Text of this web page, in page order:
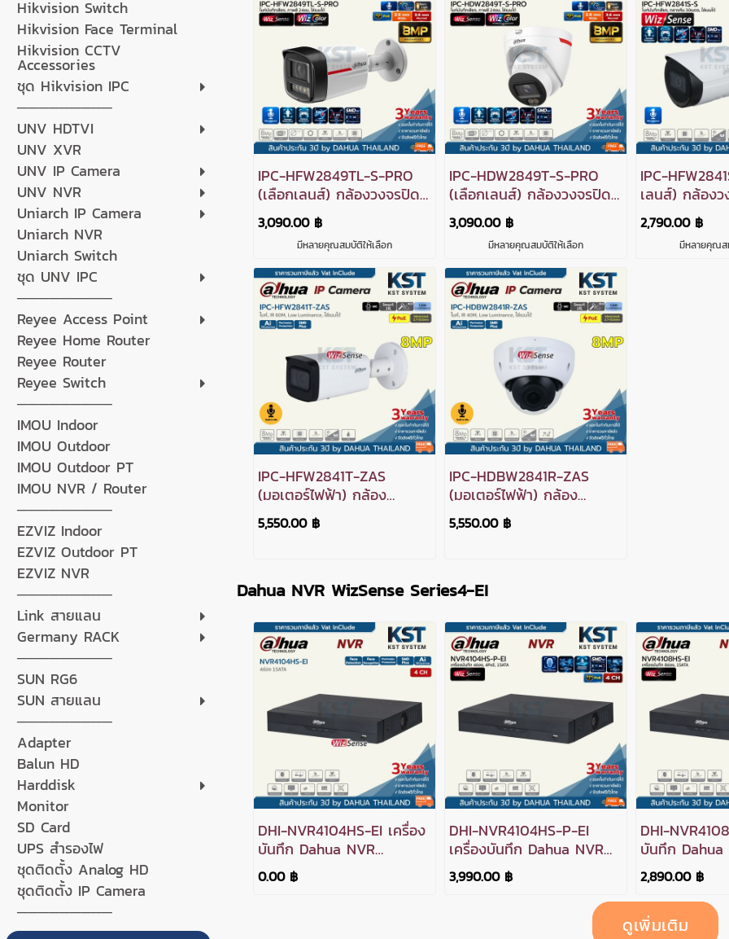
Hikvision Switch
Hikvision Face Terminal
Hikvision CCTV
Accessories
ชุด Hikvision IPC
─────────
UNV HDTVI
UNV XVR
UNV IP Camera
UNV NVR
Uniarch IP Camera
Uniarch NVR
Uniarch Switch
ชุด UNV IPC
─────────
Reyee Access Point
Reyee Home Router
Reyee Router
Reyee Switch
─────────
IMOU Indoor
IMOU Outdoor
IMOU Outdoor PT
IMOU NVR / Router
─────────
EZVIZ Indoor
EZVIZ Outdoor PT
EZVIZ NVR
─────────
Link สายแลน
Germany RACK
─────────
SUN RG6
SUN สายแลน
─────────
Adapter
Balun HD
Harddisk
Monitor
SD Card
UPS สำรองไฟ
ชุดติดตั้ง Analog HD
ชุดติดตั้ง IP Camera
─────────
IPC-HFW2849TL-S-PRO
(เลือกเลนส์) กล้องวงจรปิด
Dahua WizSense IPC
WizColor 8MP PoE (ไมค์)
3,090.00 ฿
มีหลายคุณสมบัติให้เลือก
IPC-HDW2849T-S-PRO
(เลือกเลนส์) กล้องวงจรปิด
Dahua WizSense IPC
WizColor 8MP PoE (ไมค์)
3,090.00 ฿
มีหลายคุณสมบัติให้เลือก
IPC-
เลนส์) กล้อง
WizSense
(ไมค์)
2,790.00 ฿
มีหลายคุณส
IPC-HFW2841T-ZAS
(มอเตอร์ไฟฟ้า) กล้อง
วงจรปิด Dahua WizSense
IPC 8MP PoE
5,550.00 ฿
IPC-HDBW2841R-ZAS
(มอเตอร์ไฟฟ้า) กล้อง
วงจรปิด Dahua WizSense
IPC 8MP PoE
5,550.00 ฿
Dahua NVR WizSense Series4-EI
DHI-NVR4104HS-EI เครื่อง
บันทึก Dahua NVR
WizSense 4ช่อง 1SATA
0.00 ฿
DHI-NVR4104HS-P-EI
เครื่องบันทึก Dahua NVR
WizSense 4ช่อง 4PoE
1SATA
3,990.00 ฿
DHI-
บันทึก Dahua
WizSense 8ช่อ
2,890.00 ฿
ดูเพิ่มเติม